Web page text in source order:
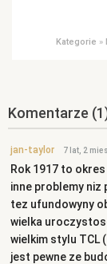
Kategorie »
Komentarze
jan-taylor 7 lat, 2
Rok 1917 to
inne problemy niz
tez ufundowyny
wielka
wielkim stylu TCL
jest pewne ze